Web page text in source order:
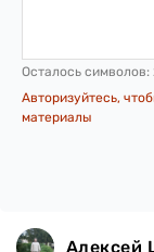
Осталось символов:
Авторизуйтесь,
материалы
Алексей